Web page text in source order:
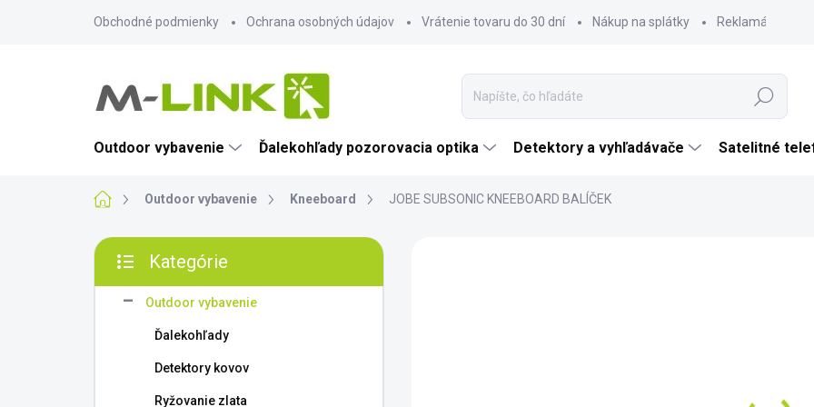
Obchodné podmienky Ochrana osobných údajov Vrátenie tovaru do 30 dní Nákup na splátky Reklamácia
Hľadať
Outdoor vybavenie Ďalekohľady pozorovacia optika Detektory a vyhľadávače Satelitné
DomovOutdoor vybavenie Kneeboard JOBE SUBSONIC KNEEBOARD BALÍČEK
B
č
kategórie
Kategórie
Outdoor vybavenie
Ďalekohľady
Detektory kovov
Ryžovanie zlata